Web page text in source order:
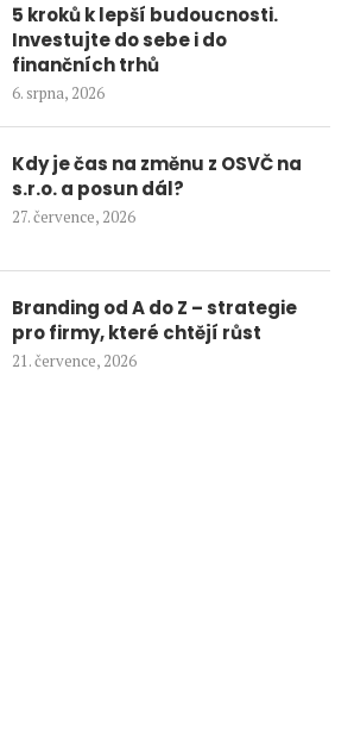
5 kroků k lepší budoucnosti.
Investujte do sebe i do
finančních trhů
6. srpna, 2026
Kdy je čas na změnu z OSVČ na
s.r.o. a posun dál?
27. července, 2026
Branding od A do Z – strategie
pro firmy, které chtějí růst
21. července, 2026